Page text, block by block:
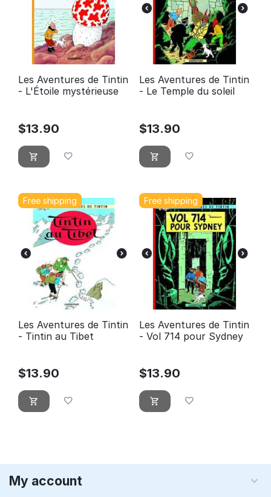
Les Aventures de Tintin
- L'Étoile mystérieuse
$13.90
Les Aventures de Tintin
- Le Temple du soleil
$13.90
Free shipping
Les Aventures de Tintin
- Tintin au Tibet
$13.90
Free shipping
Les Aventures de Tintin
- Vol 714 pour Sydney
$13.90
My account